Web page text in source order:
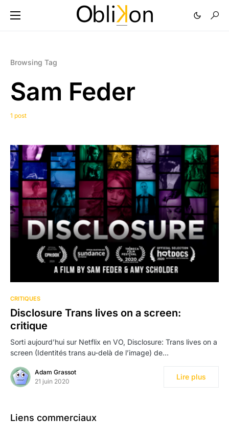
Browsing Tag
Sam Feder
1 post
CRITIQUES
Disclosure Trans lives on a screen:
critique
Sorti aujourd’hui sur Netflix en VO, Disclosure: Trans lives on a
screen (Identités trans au-delà de l’image) de…
Adam Grassot
21 juin 2020
Lire plus
Liens commerciaux